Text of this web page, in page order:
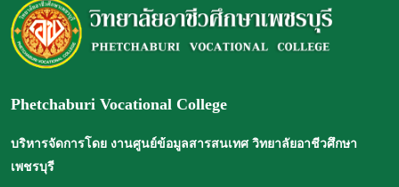
Phetchaburi Vocational College
บริหารจัดการโดย งานศูนย์ข้อมูลสารสนเทศ วิทยาลัยอาชีวศึกษา
เพชรบุรี